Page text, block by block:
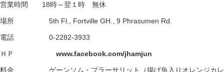
営業時間 18時～翌１時 無休
場所 5th Fl., Fortville GH., 9 Phrasumen Rd.
電話 0-2282-3933
ＨＰ www.facebook.com/jhamjun
料金 ゲーンソム・プラーサリット（揚げ魚入りオレンジカレ